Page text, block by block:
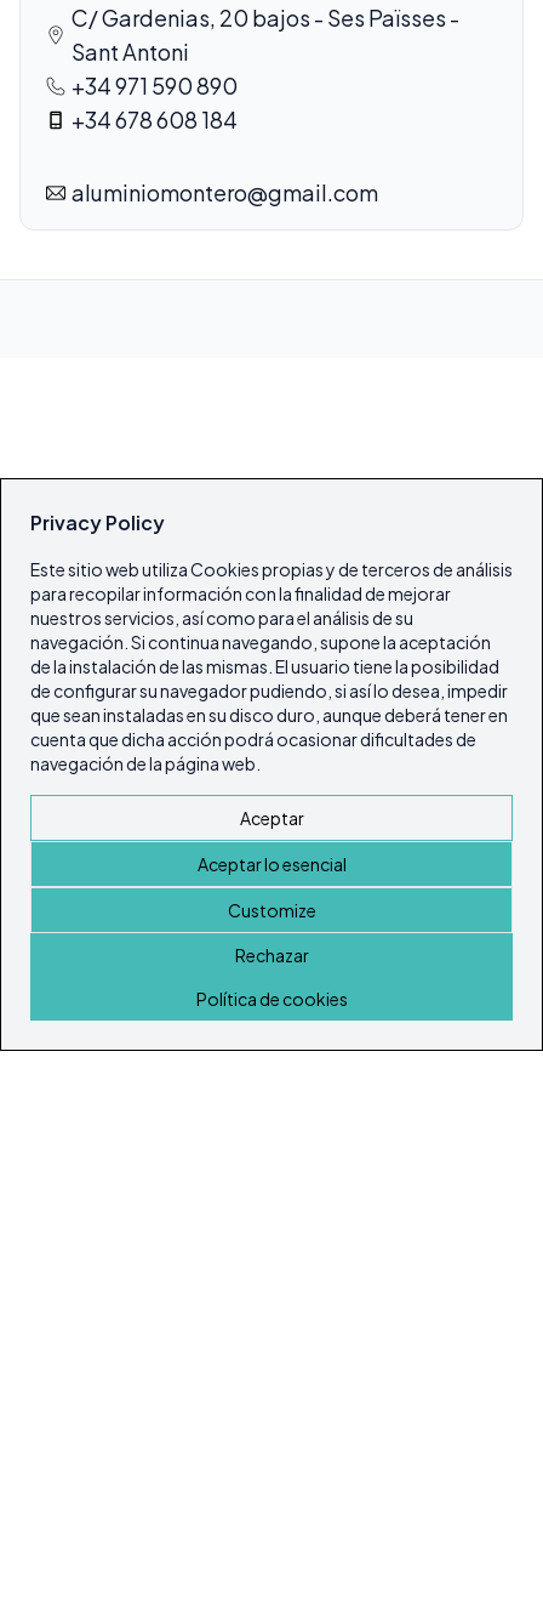
Privacy Policy
Este sitio web utiliza Cookies propias y de terceros de análisis
para recopilar información con la finalidad de mejorar
nuestros servicios, así como para el análisis de su
navegación. Si continua navegando, supone la aceptación
de la instalación de las mismas. El usuario tiene la posibilidad
de configurar su navegador pudiendo, si así lo desea, impedir
que sean instaladas en su disco duro, aunque deberá tener en
cuenta que dicha acción podrá ocasionar dificultades de
navegación de la página web.
Aceptar
Aceptar lo esencial
Customize
Rechazar
Política de cookies
C/ Gardenias, 20 bajos - Ses Païsses -
Sant Antoni
+34 971 590 890
+34 678 608 184
aluminiomontero@gmail.com